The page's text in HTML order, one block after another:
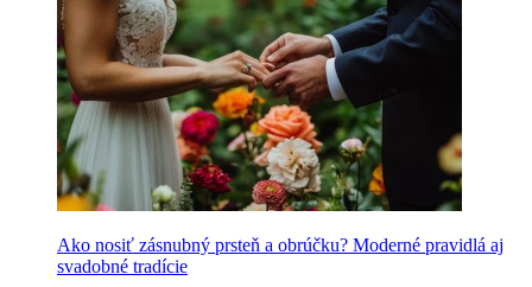
Ako nosiť zásnubný prsteň a obrúčku? Moderné pravidlá aj
svadobné tradície